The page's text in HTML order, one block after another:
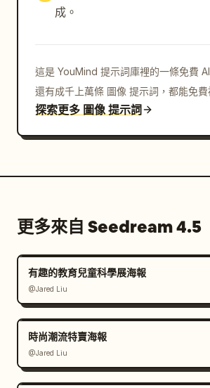
成。
這是 YouMind 提示詞庫裡的一條免費
還有成千上萬條 圖像 提示詞，都能免費
探索更多 圖像 提示詞
更多來自 Seedream 4.5
有趣的教育兒童科學展海報
@Jared Liu
時尚潮流特賣海報
@Jared Liu